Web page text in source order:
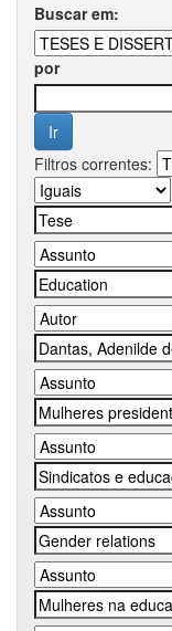
Buscar em:
por
Filtros correntes: